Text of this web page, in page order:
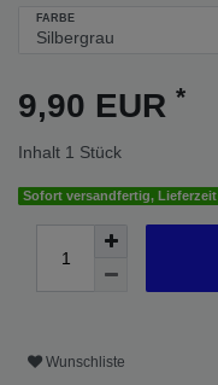
FARBE
9,90 EUR *
Inhalt 1 Stück
Sofort versandfertig, Lieferzeit
Wunschliste